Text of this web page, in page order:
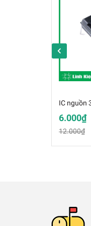
Dừng
Điều
Hình
6.000₫
12.000₫